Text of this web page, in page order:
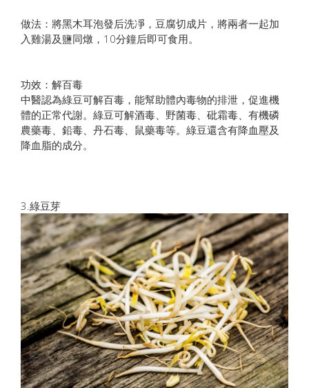
做法：將黑木耳泡發后洗凈，豆腐切成片，將兩者一起加
入雞湯及鹽同燉，10分鐘后即可食用。
功效：解百毒
中醫認為綠豆可解百毒，能幫助體內毒物的排泄，促進機
體的正常代謝。綠豆可解酒毒、野菌毒、砒霜毒、有機磷
農藥毒、鉛毒、丹石毒、鼠藥毒等。綠豆還含有降血壓及
降血脂的成分。
3.綠豆芽